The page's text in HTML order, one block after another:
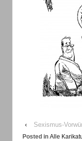
‹ Sexismus-
Posted in Alle